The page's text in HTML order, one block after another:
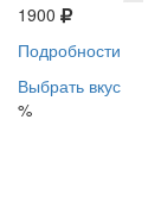
1900
Подробности
Выбрать вкус
%